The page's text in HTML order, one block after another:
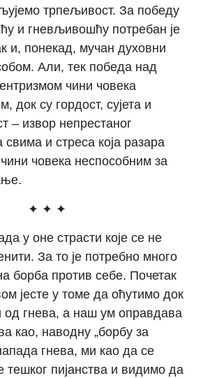
трпељивост. За победу
и гневљивошћу потребан је
и, понекад, мучан духовни
Али, тек победа над
чини човека
док су гордост, сујета и
– извор непрестаног
и стреса која разара
човека неспособним за
✦ ✦ ✦
у оне страсти које се не
За то је потребно много
борба против себе. Почетак
јесте у томе да оћутимо док
од гнева, а наш ум оправдава
као, наводну „борбу за
гнева, ми као да се
тешког пијанства и видимо да